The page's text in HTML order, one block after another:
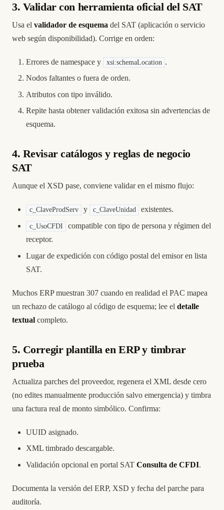
3. Validar con herramienta oficial del SAT
Usa el validador de esquema del SAT (aplicación o servicio
web según disponibilidad). Corrige en orden:
Errores de namespace y xsi:schemaLocation .
Nodos faltantes o fuera de orden.
Atributos con tipo inválido.
Repite hasta obtener validación exitosa sin advertencias de
esquema.
4. Revisar catálogos y reglas de negocio
SAT
Aunque el XSD pase, conviene validar en el mismo flujo:
c_ClaveProdServ y c_ClaveUnidad existentes.
c_UsoCFDI
compatible con tipo de persona y régimen del
receptor.
Lugar de expedición con código postal del emisor en lista
SAT.
Muchos ERP muestran 307 cuando en realidad el PAC mapea
un rechazo de catálogo al código de esquema; lee el detalle
textual completo.
5. Corregir plantilla en ERP y timbrar
prueba
Actualiza parches del proveedor, regenera el XML desde cero
(no edites manualmente producción salvo emergencia) y timbra
una factura real de monto simbólico. Confirma:
UUID asignado.
XML timbrado descargable.
Validación opcional en portal SAT Consulta de CFDI.
Documenta la versión del ERP, XSD y fecha del parche para
auditoría.